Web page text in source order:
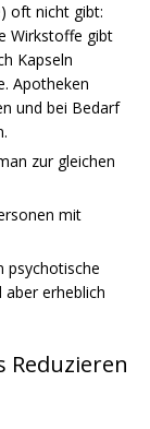
by WPCookiePro
oft nicht gibt:
Wirkstoffe gibt
Kapseln
Apotheken
und bei Bedarf
zur gleichen
mit
psychotische
aber erheblich
Reduzieren